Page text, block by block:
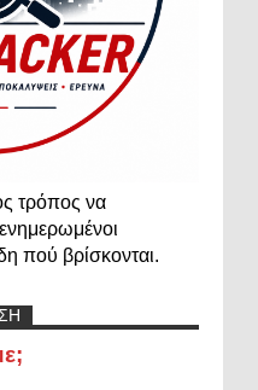
τρόπος να
πού βρίσκονται.